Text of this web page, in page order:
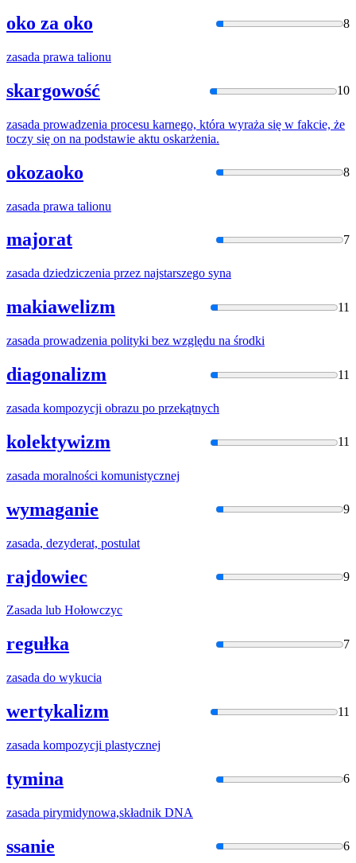
oko za oko 8
zasada prawa talionu
skargowość 10
zasada prowadzenia procesu karnego, która wyraża się w fakcie, że
toczy się on na podstawie aktu oskarżenia.
okozaoko 8
zasada prawa talionu
majorat 7
zasada dziedziczenia przez najstarszego syna
makiawelizm 11
zasada prowadzenia polityki bez względu na środki
diagonalizm 11
zasada kompozycji obrazu po przekątnych
kolektywizm 11
zasada moralności komunistycznej
wymaganie 9
zasada, dezyderat, postulat
rajdowiec 9
Zasada lub Hołowczyc
regułka 7
zasada do wykucia
wertykalizm 11
zasada kompozycji plastycznej
tymina 6
zasada pirymidynowa,składnik DNA
ssanie 6